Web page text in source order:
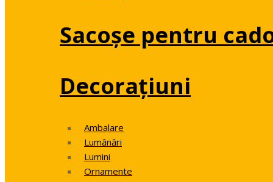
Sacoșe pentru
Decorațiuni
Ambalare
Lumânări
Lumini
Ornamente